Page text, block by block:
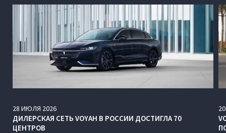
28 ИЮЛЯ 2026
ДИЛЕРСКАЯ СЕТЬ VOYAH В РОССИИ ДОСТИГЛА 70
ЦЕНТРОВ
20